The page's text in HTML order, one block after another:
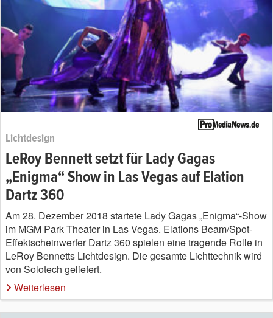
Lichtdesign
LeRoy Bennett setzt für Lady Gagas
„Enigma“ Show in Las Vegas auf Elation
Dartz 360
Am 28. Dezember 2018 startete Lady Gagas „Enigma“-Show
im MGM Park Theater in Las Vegas. Elations Beam/Spot-
Effektscheinwerfer Dartz 360 spielen eine tragende Rolle in
LeRoy Bennetts Lichtdesign. Die gesamte Lichttechnik wird
von Solotech geliefert.
Weiterlesen